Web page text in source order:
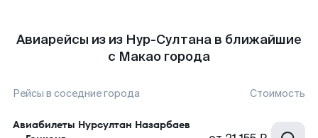
Авиарейсы из из Нур-Султана в ближайшие
с Макао города
Рейсы в соседние города Стоимость
Авиабилеты Нурсултан Назарбаев